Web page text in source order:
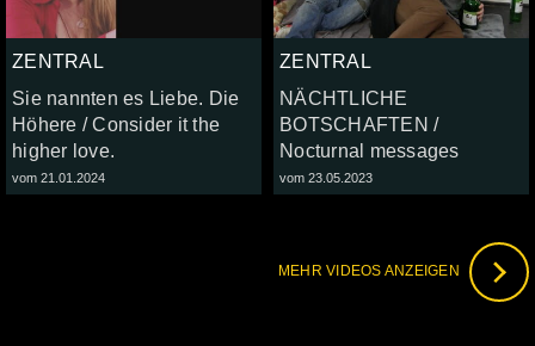
ZENTRAL
Sie nannten es Liebe. Die
Höhere / Consider it the
higher love.
vom 21.01.2024
ZENTRAL
NÄCHTLICHE
BOTSCHAFTEN /
Nocturnal messages
vom 23.05.2023
MEHR VIDEOS ANZEIGEN